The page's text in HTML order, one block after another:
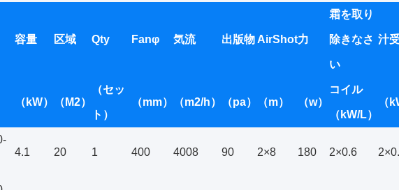
容量 区域 Qty Fanφ 気流 出版物AirShot力
霜を取り
除きなさ
い
汁
（kW） （M2）
（セッ
ト）
（mm） （m2/h） （pa） （m） （w）
コイル
（kW/L）
（
4.1
20 1 400 4008 90 2×8 180 2×0.6